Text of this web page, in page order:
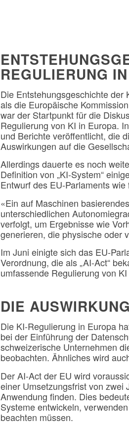
REGULIERUNG
Die Entstehungsgeschichte der
als die Europäische
war der Startpunkt für die
Regulierung von KI in Europa.
und Berichte veröffentlicht, die
Auswirkungen auf die
Allerdings dauerte es noch
Definition von „KI-System“
Entwurf des EU-Parlaments wie
«Ein auf Maschinen
unterschiedlichen
verfolgt, um Ergebnisse wie
generieren, die physische oder
Im Juni einigte sich das EU-
Verordnung, die als „AI-Act“
umfassende Regulierung von
DIE
Die KI-Regulierung in Europa
bei der Einführung der
schweizerische Unternehmen
beobachten. Ähnliches wird
Der AI-Act der EU wird
einer Umsetzungsfrist von zwei
Anwendung finden. Dies
Systeme entwickeln,
beachten müssen.